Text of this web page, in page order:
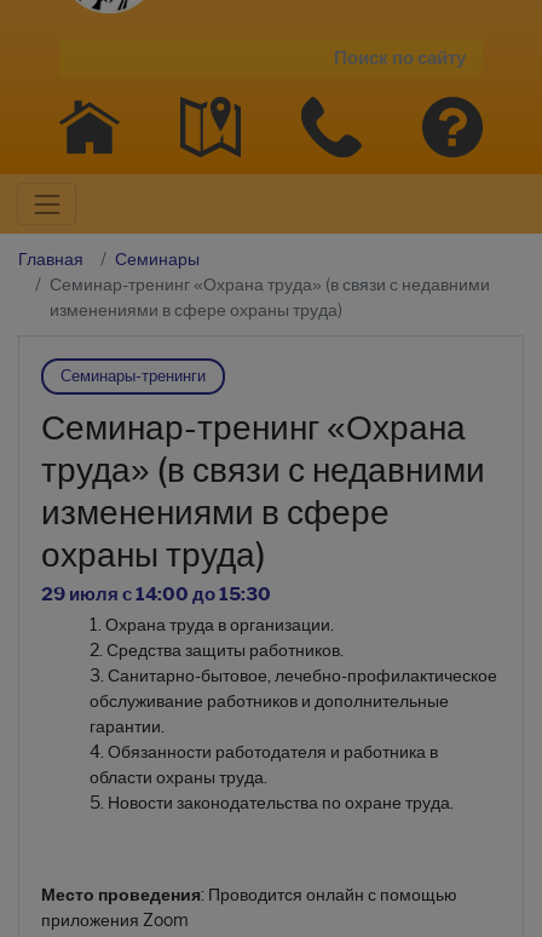
Главная
Семинары
Семинар-тренинг «Охрана труда» (в связи с недавними
изменениями в сфере охраны труда)
Семинары-тренинги
Семинар-тренинг «Охрана
труда» (в связи с недавними
изменениями в сфере
охраны труда)
29 июля c 14:00 до 15:30
Охрана труда в организации.
Средства защиты работников.
Санитарно-бытовое, лечебно-профилактическое
обслуживание работников и дополнительные
гарантии.
Обязанности работодателя и работника в
области охраны труда.
Новости законодательства по охране труда.
Место проведения: Проводится онлайн с помощью
приложения Zoom